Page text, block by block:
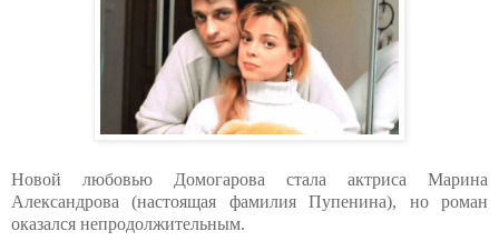
Новой любовью Домогарова стала актриса Марина
Александрова (настоящая фамилия Пупенина), но роман
оказался непродолжительным.